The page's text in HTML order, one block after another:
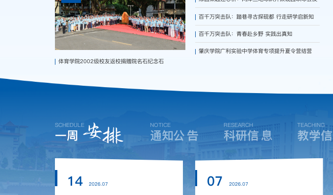
体育学院2002级校友返校捐赠院名石纪念石
百千万突击队：踏巷寻古探砚都 行走研学启新知
百千万突击队：青春赴乡野 实践出真知
肇庆学院广利实验中学体育专项提升夏令营结营
SCHEDULE
一周 安排 NOTICE
通知公告
RESEARCH
科研信息
TEACHING
教学信
14 2026.07 07 2026.07